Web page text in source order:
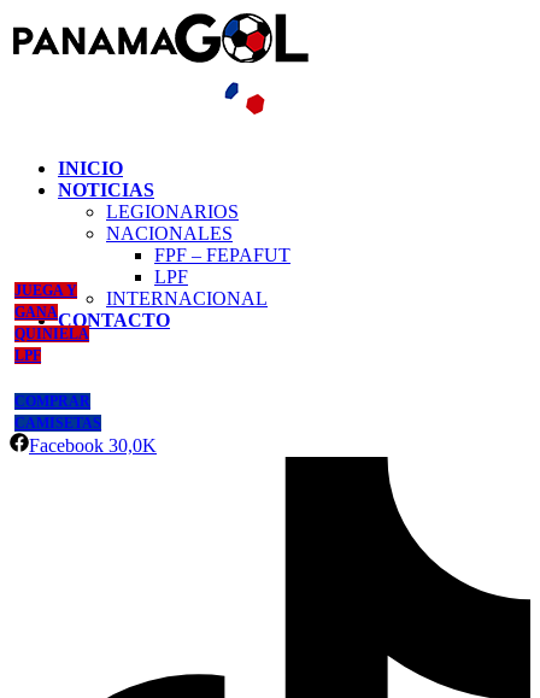
INICIO
NOTICIAS
LEGIONARIOS
NACIONALES
FPF – FEPAFUT
LPF
INTERNACIONAL
CONTACTO
JUEGA Y
GANA
QUINIELA
LPF
COMPRAR
CAMISETAS
Facebook 30,0K